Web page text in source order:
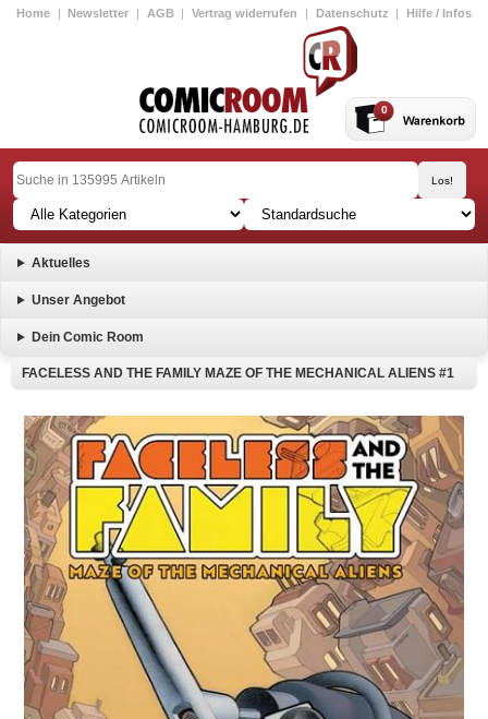
Home | Newsletter | AGB | Vertrag widerrufen | Datenschutz | Hilfe / Infos
0
Aktuelles
Unser Angebot
Dein Comic Room
FACELESS AND THE FAMILY MAZE OF THE MECHANICAL ALIENS #1